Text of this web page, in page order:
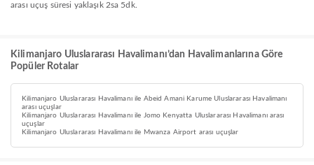
arası uçuş süresi yaklaşık 2sa 5dk.
Kilimanjaro Uluslararası Havalimanı’dan Havalimanlarına Göre
Popüler Rotalar
Kilimanjaro Uluslararası Havalimanı ile Abeid Amani Karume Uluslararası Havalimanı
arası uçuşlar
Kilimanjaro Uluslararası Havalimanı ile Jomo Kenyatta Uluslararası Havalimanı arası
uçuşlar
Kilimanjaro Uluslararası Havalimanı ile Mwanza Airport arası uçuşlar